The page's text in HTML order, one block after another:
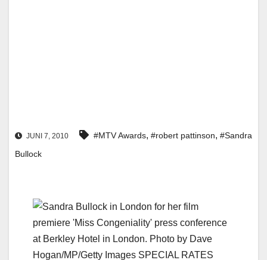
JUNI 7, 2010 #MTV Awards, #robert pattinson, #Sandra
Bullock